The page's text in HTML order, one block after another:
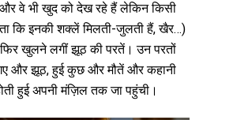
और वे भी खुद को देख रहे हैं लेकिन किसी
कि इनकी शक्लें मिलती-जुलती हैं, खैर…)
फिर खुलने लगीं झूठ की परतें। उन परतों
और झूठ, हुई कुछ और मौतें और कहानी
हुई अपनी मंज़िल तक जा पहुंची।